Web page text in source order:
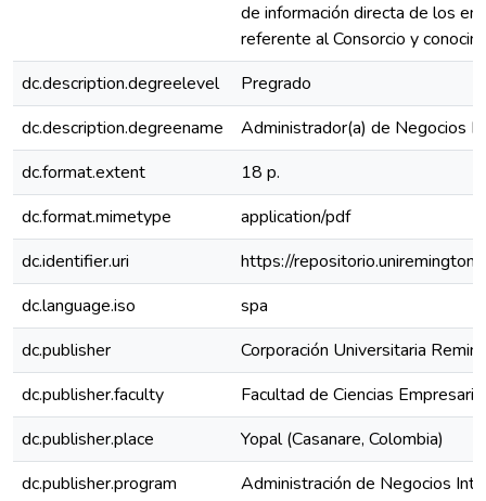
de información directa de los
referente al Consorcio y
dc.description.degreelevel
Pregrado
dc.description.degreename
Administrador(a) de Negocios
dc.format.extent
18 p.
dc.format.mimetype
application/pdf
dc.identifier.uri
https://
dc.language.iso
spa
dc.publisher
Corporación Universitaria
dc.publisher.faculty
Facultad de Ciencias
dc.publisher.place
Yopal (Casanare, Colombia)
dc.publisher.program
Administración de Negocios